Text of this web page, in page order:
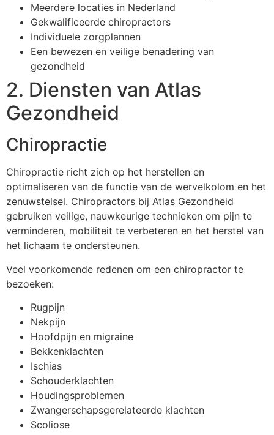
Meerdere locaties in Nederland
Gekwalificeerde chiropractors
Individuele zorgplannen
Een bewezen en veilige benadering van
gezondheid
2. Diensten van Atlas
Gezondheid
Chiropractie
Chiropractie richt zich op het herstellen en
optimaliseren van de functie van de wervelkolom en het
zenuwstelsel. Chiropractors bij Atlas Gezondheid
gebruiken veilige, nauwkeurige technieken om pijn te
verminderen, mobiliteit te verbeteren en het herstel van
het lichaam te ondersteunen.
Veel voorkomende redenen om een chiropractor te
bezoeken:
Rugpijn
Nekpijn
Hoofdpijn en migraine
Bekkenklachten
Ischias
Schouderklachten
Houdingsproblemen
Zwangerschapsgerelateerde klachten
Scoliose